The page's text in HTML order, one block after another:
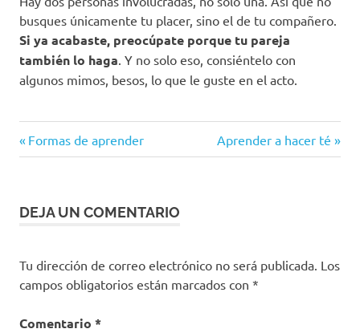
busques únicamente tu placer, sino el de tu compañero.
Si ya acabaste, preocúpate porque tu pareja
también lo haga. Y no solo eso, consiéntelo con
algunos mimos, besos, lo que le guste en el acto.
Navegación
entradas
Entrada
anterior:
Formas de aprender
Siguiente
entrada:
Aprender a hacer té
DEJA UN COMENTARIO
Tu dirección de correo electrónico no será publicada. Los
campos obligatorios están marcados con *
Comentario *